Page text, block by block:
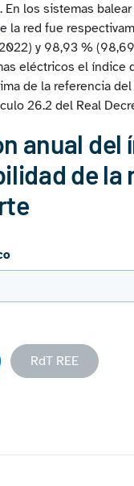
los sistemas balear
la red fue
y 98,93 %
eléctricos el índice
de la referencia
26.2 del Real
anual del
de la
RdT REE